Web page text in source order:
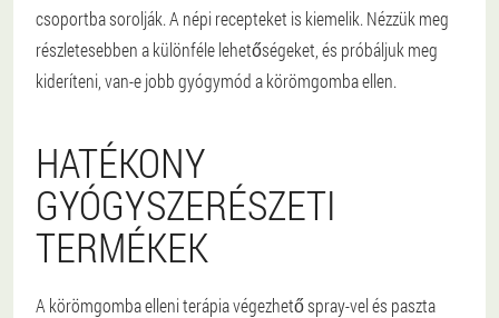
csoportba sorolják. A népi recepteket is kiemelik. Nézzük meg
részletesebben a különféle lehetőségeket, és próbáljuk meg
kideríteni, van-e jobb gyógymód a körömgomba ellen.
HATÉKONY
GYÓGYSZERÉSZETI
TERMÉKEK
A körömgomba elleni terápia végezhető spray-vel és paszta